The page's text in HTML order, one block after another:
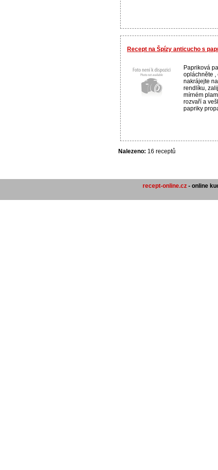
Recept na Špízy anticucho s
Papriková
opláchněte ,
nakrájejte
rendlíku,
mírném
rozvaří a
papriky
Nalezeno: 16 receptů
recept-online.cz - online